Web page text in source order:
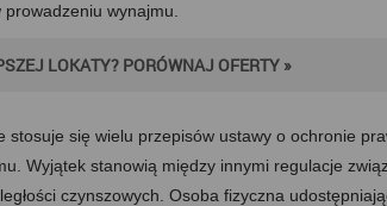
wynajmu.
LOKATY? PORÓWNAJ OFERTY »
stosuje się wielu przepisów ustawy o ochronie
Wyjątek stanowią między innymi regulacje
czynszowych. Osoba fizyczna